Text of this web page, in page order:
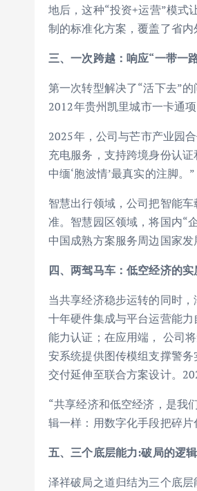
地后，这种“投资+运营”模式
制的标准化方案，覆盖了省内
三、一次跨越：响应“一带一
第一次转型解决了“活下去”
2012年贵州凯里城市一卡通
2025年，公司与芒市产业园
充电服务，支持跨境身份认
中缅‘胞波情’最真实的注脚。”
智慧出行领域，公司把智能
准。智慧园区领域，将国内“
中国成熟方案服务周边国家发
四、两驾马车：低空经济的
当共享经济稳步运转的同时
十年硬件集成与平台运营能
能力认证；在应用端， 公司
安系统提供图传模组支撑警
交付延伸至联合方案设计。
“共享经济和低空经济，是我
辑一样：用数字化手段把碎
五、三个底层能力:破局的逻辑
泽祥破局之道归结为三个底层